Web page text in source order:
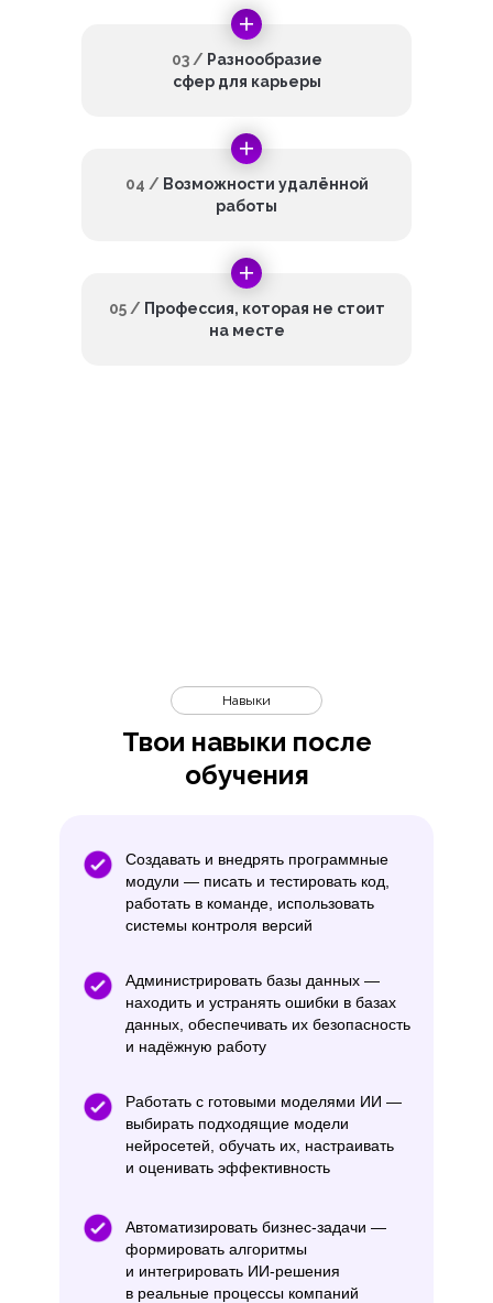
05 / Профессия, которая не стоит
на месте
04 / Возможности удалённой
работы
03 / Разнообразие
сфер для карьеры
Твои навыки после
обучения
Навыки
Создавать и внедрять программные
модули — писать и тестировать код,
работать в команде, использовать
системы контроля версий
Администрировать базы данных —
находить и устранять ошибки в базах
данных, обеспечивать их безопасность
и надёжную работу
Работать с готовыми моделями ИИ —
выбирать подходящие модели
нейросетей, обучать их, настраивать
и оценивать эффективность
Автоматизировать бизнес-задачи —
формировать алгоритмы
и интегрировать ИИ-решения
в реальные процессы компаний